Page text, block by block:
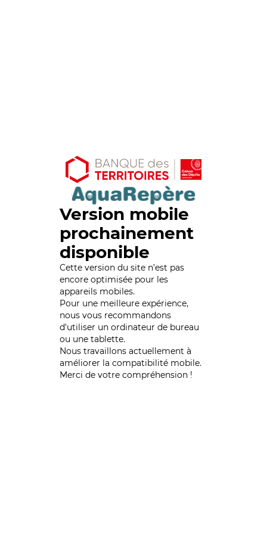
Version mobile
prochainement
disponible
Cette version du site n’est pas
encore optimisée pour les
appareils mobiles.
Pour une meilleure expérience,
nous vous recommandons
d'utiliser un ordinateur de bureau
ou une tablette.
Nous travaillons actuellement à
améliorer la compatibilité mobile.
Merci de votre compréhension !